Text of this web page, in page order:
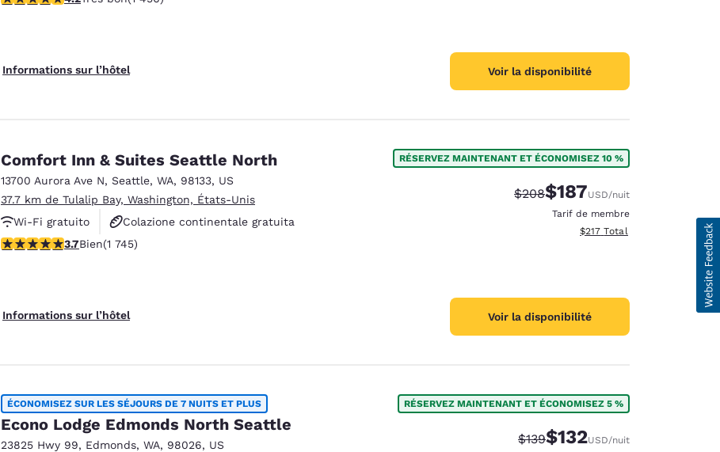
Informations sur l’hôtel Voir la disponibilité
Comfort Inn & Suites Seattle North
13700 Aurora Ave N, Seattle, WA, 98133, US
37.7 km de Tulalip Bay, Washington, États-Unis
Wi-Fi gratuito
Colazione continentale gratuita
Colazione calda gratuita
3.74 étoiles. Bien. 1745 commentaires
3.7Bien(1 745)
Informations sur l’hôtel
RÉSERVEZ MAINTENANT ET ÉCONOMISEZ 10 %
Tarif barré :
$208Tarif réduit :
$187USD/nuit
Tarif de membre
Afficher les détails totaux
$217 Total
Voir la disponibilité
ÉCONOMISEZ SUR LES SÉJOURS DE 7 NUITS ET PLUS
Econo Lodge Edmonds North Seattle
23825 Hwy 99, Edmonds, WA, 98026, US
RÉSERVEZ MAINTENANT ET ÉCONOMISEZ 5 %
Tarif barré :
$139Tarif réduit :
$132USD/nuit